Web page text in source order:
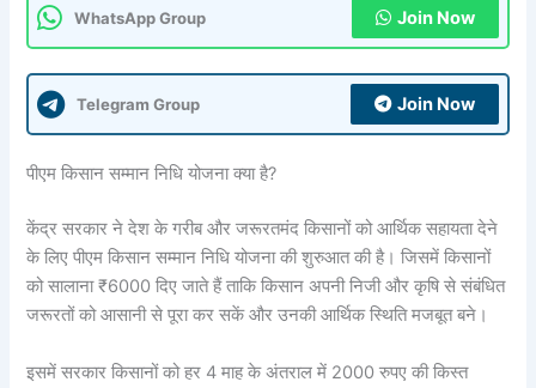
WhatsApp Group Join Now
Telegram Group Join Now
पीएम किसान सम्मान निधि योजना क्या है?
केंद्र सरकार ने देश के गरीब और जरूरतमंद किसानों को आर्थिक सहायता देने
के लिए पीएम किसान सम्मान निधि योजना की शुरुआत की है। जिसमें किसानों
को सालाना ₹6000 दिए जाते हैं ताकि किसान अपनी निजी और कृषि से संबंधित
जरूरतों को आसानी से पूरा कर सकें और उनकी आर्थिक स्थिति मजबूत बने।
इसमें सरकार किसानों को हर 4 माह के अंतराल में 2000 रुपए की किस्त